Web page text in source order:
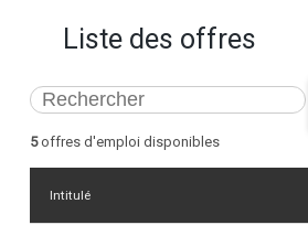
Liste des offres
5offres d'emploi disponibles
Intitulé